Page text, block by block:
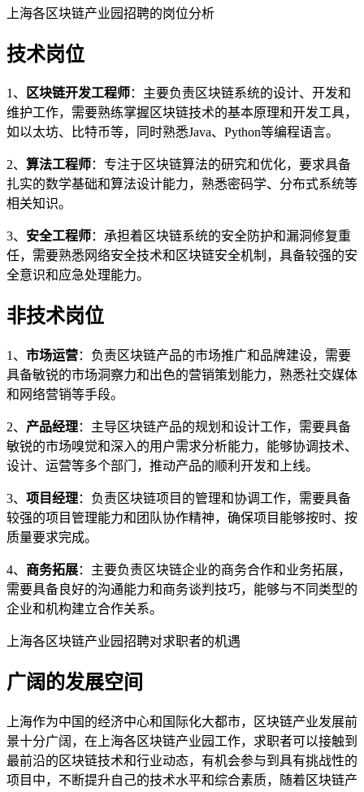
上海各区块链产业园招聘的岗位分析
技术岗位
1、 区块链开发工程师：主要负责区块链系统的设计、开发和
维护工作，需要熟练掌握区块链技术的基本原理和开发工具，
如以太坊、比特币等，同时熟悉Java、Python等编程语言。
2、 算法工程师：专注于区块链算法的研究和优化，要求具备
扎实的数学基础和算法设计能力，熟悉密码学、分布式系统等
相关知识。
3、 安全工程师：承担着区块链系统的安全防护和漏洞修复重
任，需要熟悉网络安全技术和区块链安全机制，具备较强的安
全意识和应急处理能力。
非技术岗位
1、 市场运营：负责区块链产品的市场推广和品牌建设，需要
具备敏锐的市场洞察力和出色的营销策划能力，熟悉社交媒体
和网络营销等手段。
2、 产品经理：主导区块链产品的规划和设计工作，需要具备
敏锐的市场嗅觉和深入的用户需求分析能力，能够协调技术、
设计、运营等多个部门，推动产品的顺利开发和上线。
3、 项目经理：负责区块链项目的管理和协调工作，需要具备
较强的项目管理能力和团队协作精神，确保项目能够按时、按
质量要求完成。
4、 商务拓展：主要负责区块链企业的商务合作和业务拓展，
需要具备良好的沟通能力和商务谈判技巧，能够与不同类型的
企业和机构建立合作关系。
上海各区块链产业园招聘对求职者的机遇
广阔的发展空间
上海作为中国的经济中心和国际化大都市，区块链产业发展前
景十分广阔，在上海各区块链产业园工作，求职者可以接触到
最前沿的区块链技术和行业动态，有机会参与到具有挑战性的
项目中，不断提升自己的技术水平和综合素质，随着区块链产